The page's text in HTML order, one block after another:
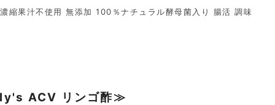
果汁不使用 無添加 100％ナチュラル酵母菌入り 腸活 調味
ACV リンゴ酢≫